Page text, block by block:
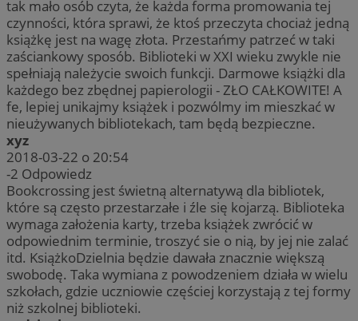
tak mało osób czyta, że każda forma promowania tej
czynności, która sprawi, że ktoś przeczyta chociaż jedną
książkę jest na wagę złota. Przestańmy patrzeć w taki
zaściankowy sposób. Biblioteki w XXI wieku zwykle nie
spełniają należycie swoich funkcji. Darmowe książki dla
każdego bez zbędnej papierologii - ZŁO CAŁKOWITE! A
fe, lepiej unikajmy książek i pozwólmy im mieszkać w
nieużywanych bibliotekach, tam będą bezpieczne.
xyz
2018-03-22 o 20:54
-2 Odpowiedz
Bookcrossing jest świetną alternatywą dla bibliotek,
które są często przestarzałe i źle się kojarzą. Biblioteka
wymaga założenia karty, trzeba książek zwrócić w
odpowiednim terminie, troszyć sie o nią, by jej nie zalać
itd. KsiążkoDzielnia będzie dawała znacznie większą
swobodę. Taka wymiana z powodzeniem działa w wielu
szkołach, gdzie uczniowie częściej korzystają z tej formy
niż szkolnej biblioteki.